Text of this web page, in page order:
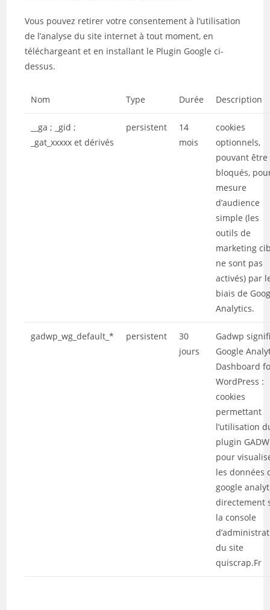
Vous pouvez retirer votre consentement à l’utilisation
de l’analyse du site internet à tout moment, en
téléchargeant et en installant le Plugin Google ci-
dessus.
Nom Type Durée Description
__ga ; _gid ;
_gat_xxxxx et dérivés
persistent
14
mois
cookies
optionnels,
pouvant être
bloqués,
mesure
d’audience
simple (les
outils de
marketing
ne sont pas
activés) par
biais de
Analytics.
gadwp_wg_default_* persistent
30
jours
Gadwp
Google
Dashboard
WordPress :
cookies
permettant
l’utilisation
plugin
pour
les données
google
directement
la console
du site
quiscrap.Fr